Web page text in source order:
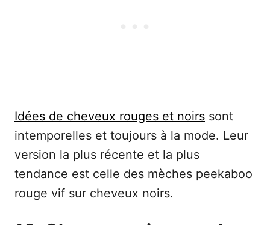
Idées de cheveux rouges et noirs sont
intemporelles et toujours à la mode. Leur
version la plus récente et la plus
tendance est celle des mèches peekaboo
rouge vif sur cheveux noirs.